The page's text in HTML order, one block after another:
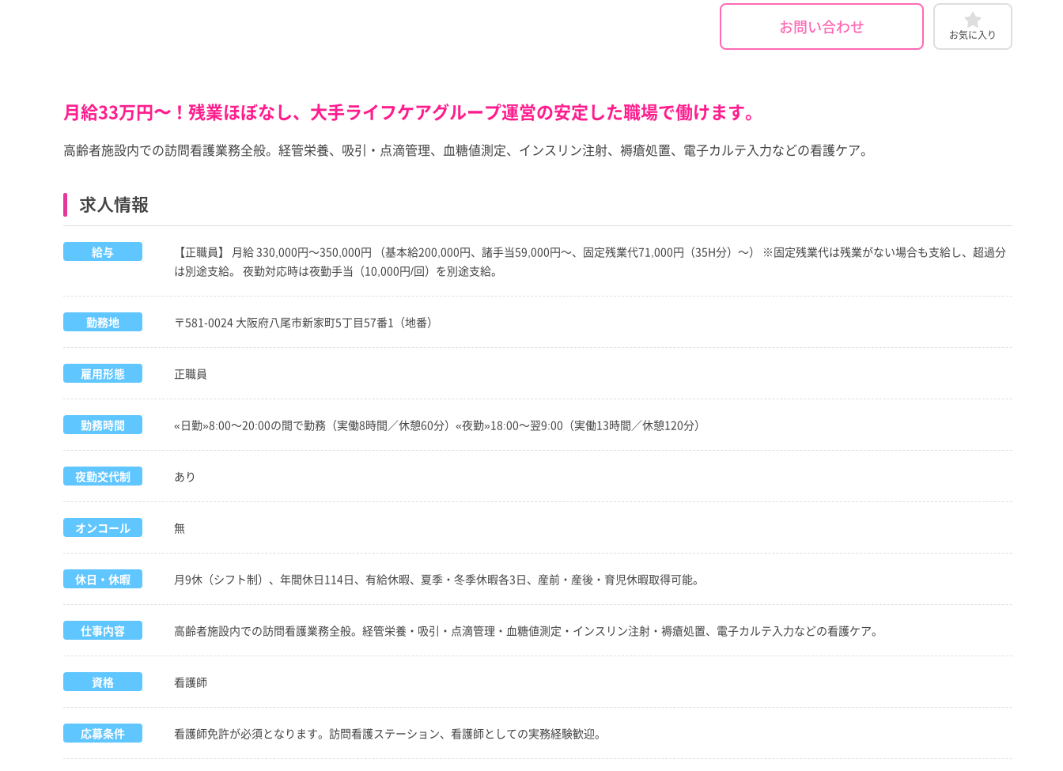
お問い合わせ お気に入り
月給33万円〜！残業ほぼなし、大手ライフケアグループ運営の安定した職場で働けます。
高齢者施設内での訪問看護業務全般。経管栄養、吸引・点滴管理、血糖値測定、インスリン注射、褥瘡処置、電子カルテ入力などの看護ケア。
求人情報
給与
【正職員】 月給 330,000円～350,000円 （基本給200,000円、諸手当59,000円～、固定残業代71,000円（35H分）～） ※固定残業代は残業がない場合も支給し、超過分
は別途支給。 夜勤対応時は夜勤手当（10,000円/回）を別途支給。
勤務地 〒581-0024 大阪府八尾市新家町5丁目57番1（地番）
雇用形態 正職員
勤務時間 «日勤»8:00～20:00の間で勤務（実働8時間／休憩60分）«夜勤»18:00～翌9:00（実働13時間／休憩120分）
夜勤交代制 あり
オンコール 無
休日・休暇 月9休（シフト制）、年間休日114日、有給休暇、夏季・冬季休暇各3日、産前・産後・育児休暇取得可能。
仕事内容 高齢者施設内での訪問看護業務全般。経管栄養・吸引・点滴管理・血糖値測定・インスリン注射・褥瘡処置、電子カルテ入力などの看護ケア。
資格 看護師
応募条件 看護師免許が必須となります。訪問看護ステーション、看護師としての実務経験歓迎。